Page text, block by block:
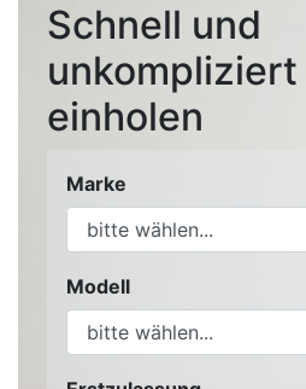
Schnell und
einholen
Marke
Modell